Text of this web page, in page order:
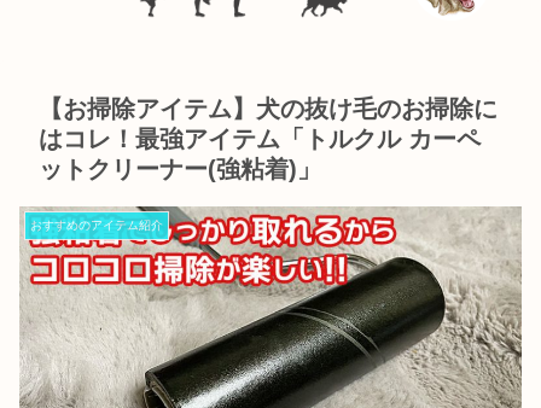
【お掃除アイテム】犬の抜け毛のお掃除に
はコレ！最強アイテム「トルクル カーペ
ットクリーナー(強粘着)」
おすすめのアイテム紹介